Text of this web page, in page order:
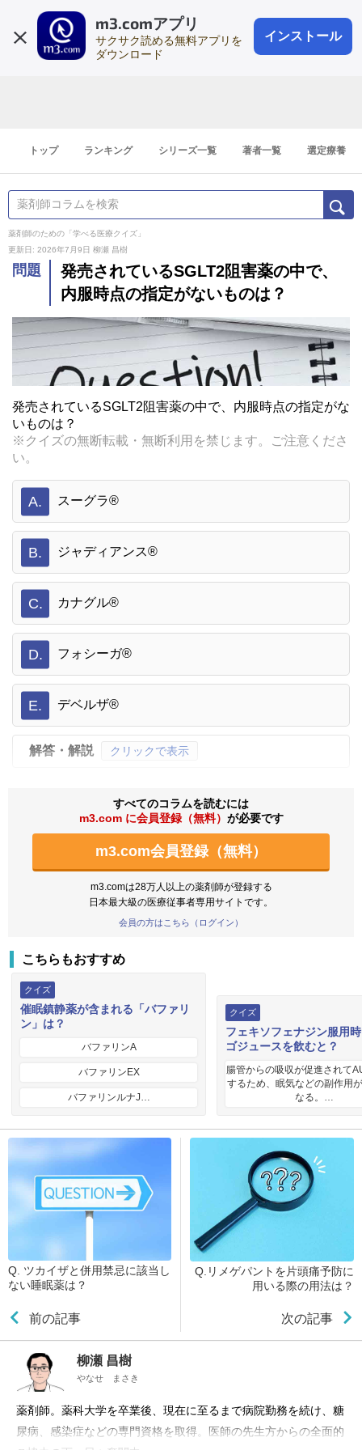
m3.comアプリ
サクサク読める無料アプリを
ダウンロード
インストール
会員登録
登録1分
トップ ランキング シリーズ一覧 著者一覧 選定療養
薬剤師のための「学べる医療クイズ」
更新日: 2026年7月9日 柳瀬 昌樹
問題
発売されているSGLT2阻害薬の中で、
内服時点の指定がないものは？
発売されているSGLT2阻害薬の中で、内服時点の指定がな
いものは？
※クイズの無断転載・無断利用を禁じます。ご注意くださ
い。
A. スーグラ®
B. ジャディアンス®
C. カナグル®
D. フォシーガ®
E. デベルザ®
解答・解説 クリックで表示
すべてのコラムを読むには
m3.com に会員登録（無料） が必要です
m3.com会員登録（無料）
m3.comは28万人以上の薬剤師が登録する
日本最大級の医療従事者専用サイトです。
会員の方はこちら（ログイン）
こちらもおすすめ
クイズ
催眠鎮静薬が含まれる「バファリ
ン」は？
バファリンA
バファリンEX
バファリンルナJ…
クイズ
フェキソフェナジン服用
ゴジュースを飲むと？
腸管からの吸収が促進されて
するため、眠気などの副作用
なる。…
Q. ツカイザと併用禁忌に該当し
ない睡眠薬は？
前の記事
Q.リメゲパントを片頭痛予防に
用いる際の用法は？
次の記事
柳瀬 昌樹
やなせ まさき
薬剤師。薬科大学を卒業後、現在に至るまで病院勤務を続け、糖
尿病、感染症などの専門資格を取得。医師の先生方からの全面的